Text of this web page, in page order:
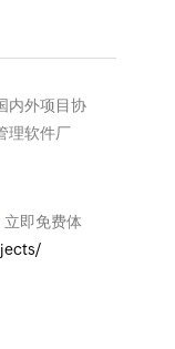
内外项目协
理软件厂
立即免费体